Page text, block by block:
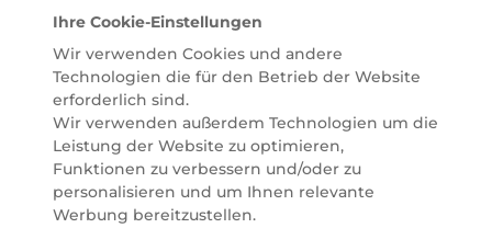
Online Beauty Beratungen und bestellen Sie ganz
einfach alles für Ihre Beauty Routine direkt nach
Hause oder in Ihre Wunsch-Parfümerie liefern.
BERATUNG & EXPERTISE
Marionnaud wurde im Jahr 1984 in Paris gegründet
und ist seit 2001 in Österreich vertreten. Mit rund 80
Parfümerien und unserem Online Shop sind wir
Marktführer im selektiven Beautyhandel in
Österreich. Seit 2023 liefern wir auch nach
Ihre Cookie-Einstellungen
Wir verwenden Cookies und andere
Technologien die für den Betrieb der Website
erforderlich sind.
Wir verwenden außerdem Technologien um die
Leistung der Website zu optimieren,
Funktionen zu verbessern und/oder zu
personalisieren und um Ihnen relevante
Werbung bereitzustellen.